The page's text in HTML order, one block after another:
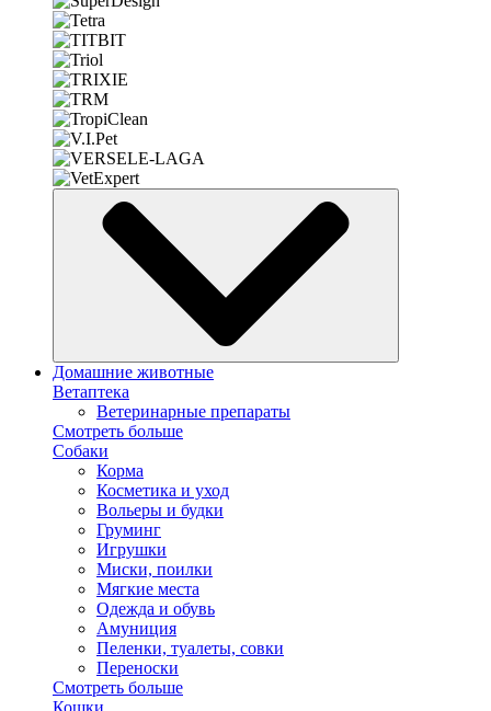
Домашние животные
Ветаптека
Ветеринарные препараты
Смотреть больше
Собаки
Корма
Косметика и уход
Вольеры и будки
Груминг
Игрушки
Миски, поилки
Мягкие места
Одежда и обувь
Амуниция
Пеленки, туалеты, совки
Переноски
Смотреть больше
Кошки